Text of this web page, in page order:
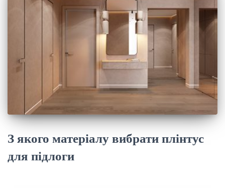
З якого матеріалу вибрати плінтус
для підлоги